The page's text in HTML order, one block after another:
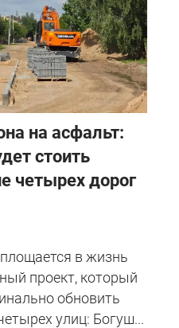
на асфальт:
стоить
четырех дорог
в жизнь
проект, который
обновить
улиц: Богуш...